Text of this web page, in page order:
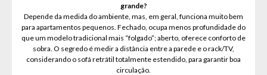
grande?
Depende da medida do ambiente, mas, em geral, funciona muito bem
para apartamentos pequenos. Fechado, ocupa menos profundidade do
que um modelo tradicional mais “folgado”; aberto, oferece conforto de
sobra. O segredo é medir a distância entre a parede e o rack/TV,
considerando o sofá retrátil totalmente estendido, para garantir boa
circulação.